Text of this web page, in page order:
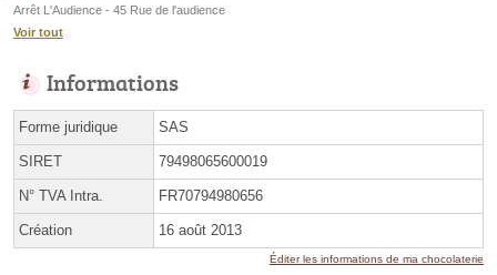
Arrêt L'Audience - 45 Rue de l'audience
Voir tout
Informations
Forme juridique SAS
SIRET 79498065600019
N° TVA Intra. FR70794980656
Création 16 août 2013
Éditer les informations de ma chocolaterie